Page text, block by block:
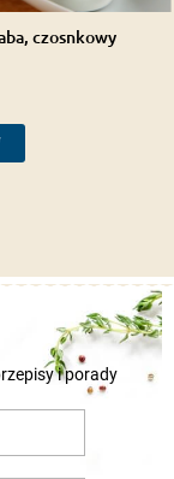
czosnkowy
i porady